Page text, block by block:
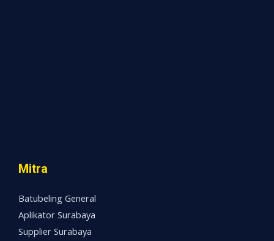
Mitra
Batubeling General
Aplikator Surabaya
Supplier Surabaya